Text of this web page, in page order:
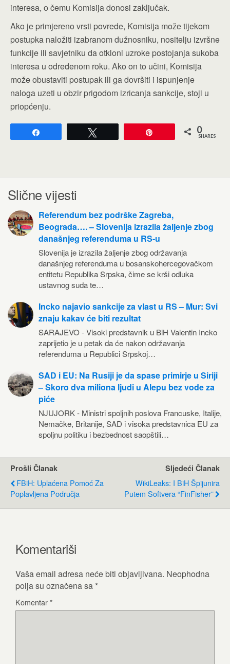
interesa, o čemu Komisija donosi zaključak.
Ako je primjereno vrsti povrede, Komisija može tijekom
postupka naložiti izabranom dužnosniku, nositelju izvršne
funkcije ili savjetniku da otkloni uzroke postojanja sukoba
interesa u određenom roku. Ako on to učini, Komisija
može obustaviti postupak ili ga dovršiti i ispunjenje
naloga uzeti u obzir prigodom izricanja sankcije, stoji u
priopćenju.
0
SHARES
Slične vijesti
Referendum bez podrške Zagreba,
Beograda…. – Slovenija izrazila žaljenje zbog
današnjeg referenduma u RS-u
Slovenija je izrazila žaljenje zbog održavanja
današnjeg referenduma u bosanskohercegovačkom
entitetu Republika Srpska, čime se krši odluka
ustavnog suda te…
Incko najavio sankcije za vlast u RS – Mur: Svi
znaju kakav će biti rezultat
SARAJEVO - Visoki predstavnik u BiH Valentin Incko
zaprijetio je u petak da će nakon održavanja
referenduma u Republici Srpskoj…
SAD i EU: Na Rusiji je da spase primirje u Siriji
– Skoro dva miliona ljudi u Alepu bez vode za
piće
NJUJORK - Ministri spoljnih poslova Francuske, Italije,
Nemačke, Britanije, SAD i visoka predstavnica EU za
spoljnu politiku i bezbednost saopštili…
Prošli Članak
FBiH: Uplaćena Pomoć Za
Poplavljena Područja
Sljedeći Članak
WikiLeaks: I BiH Špijunira
Putem Softvera “FinFisher”
Komentariši
Vaša email adresa neće biti objavljivana. Neophodna
polja su označena sa *
Komentar*